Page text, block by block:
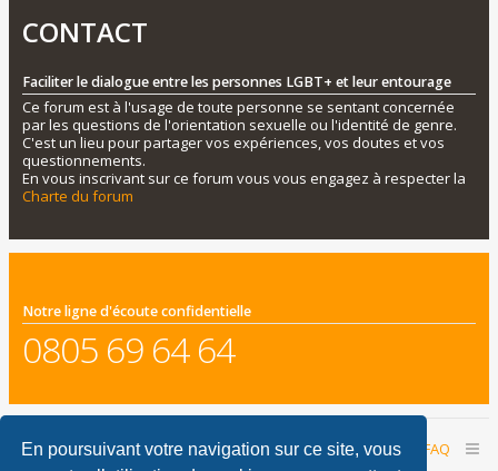
En poursuivant votre navigation sur ce site, vous
CONTACT
Faciliter le dialogue entre les personnes LGBT+ et leur entourage
Ce forum est à l'usage de toute personne se sentant concernée
par les questions de l'orientation sexuelle ou l'identité de genre.
C'est un lieu pour partager vos expériences, vos doutes et vos
questionnements.
En vous inscrivant sur ce forum vous vous engagez à respecter la
Charte du forum
Notre ligne d'écoute confidentielle
0805 69 64 64
Accueil du forum FAQ
Nous contacter